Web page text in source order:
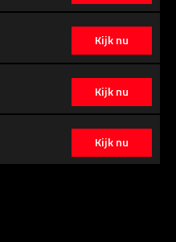
Kijk nu
Kijk nu
Kijk nu